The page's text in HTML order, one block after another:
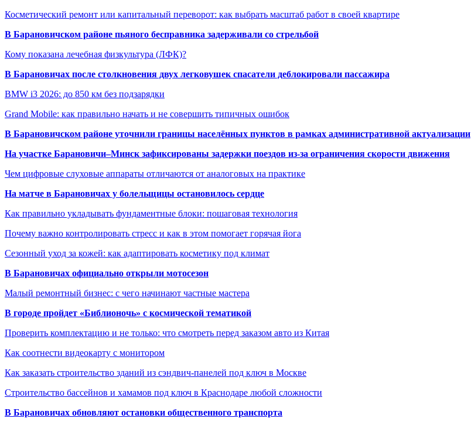
Косметический ремонт или капитальный переворот: как выбрать масштаб работ в своей квартире
В Барановичском районе пьяного бесправника задерживали со стрельбой
Кому показана лечебная физкультура (ЛФК)?
В Барановичах после столкновения двух легковушек спасатели деблокировали пассажира
BMW i3 2026: до 850 км без подзарядки
Grand Mobile: как правильно начать и не совершить типичных ошибок
В Барановичском районе уточнили границы населённых пунктов в рамках административной актуализации
На участке Барановичи–Минск зафиксированы задержки поездов из-за ограничения скорости движения
Чем цифровые слуховые аппараты отличаются от аналоговых на практике
На матче в Барановичах у болельщицы остановилось сердце
Как правильно укладывать фундаментные блоки: пошаговая технология
Почему важно контролировать стресс и как в этом помогает горячая йога
Сезонный уход за кожей: как адаптировать косметику под климат
В Барановичах официально открыли мотосезон
Малый ремонтный бизнес: с чего начинают частные мастера
В городе пройдет «Библионочь» с космической тематикой
Проверить комплектацию и не только: что смотреть перед заказом авто из Китая
Как соотнести видеокарту с монитором
Как заказать строительство зданий из сэндвич-панелей под ключ в Москве
Строительство бассейнов и хамамов под ключ в Краснодаре любой сложности
В Барановичах обновляют остановки общественного транспорта